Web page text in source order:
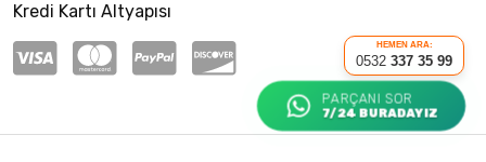
HEMEN ARA:
0532 337 35 99
PARÇANI SOR
7/24 BURADAYIZ
Kredi Kartı Altyapısı